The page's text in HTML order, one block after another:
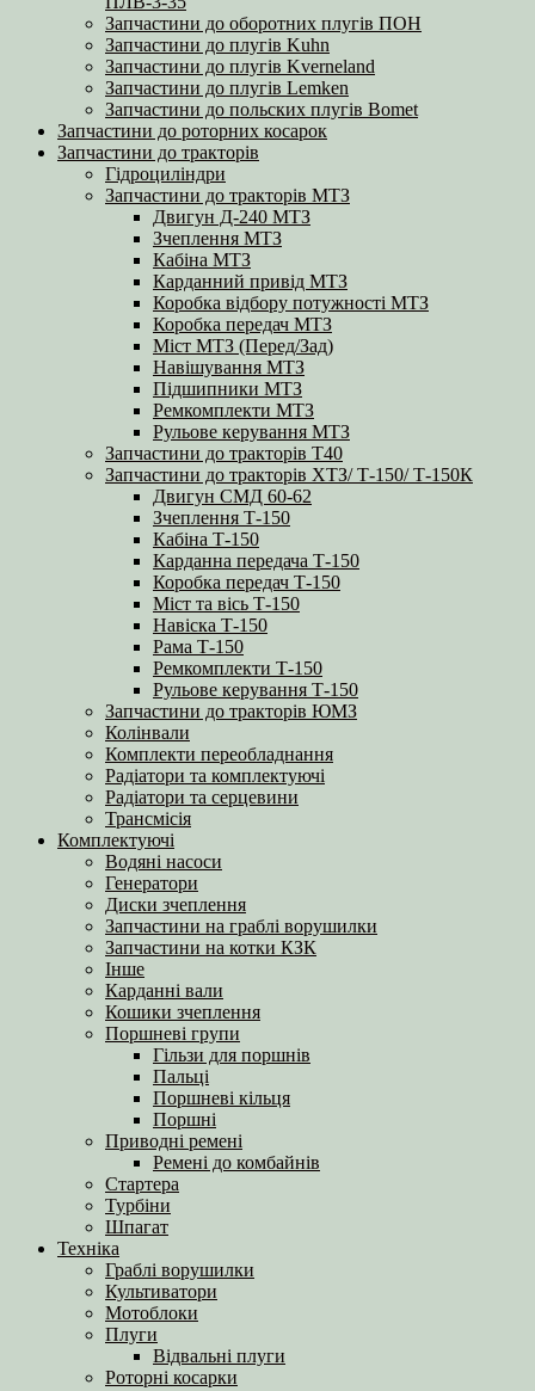
Запчастини до оборотних плугів ПОН
Запчастини до плугів Kuhn
Запчастини до плугів Kverneland
Запчастини до плугів Lemken
Запчастини до польских плугів Bomet
Запчастини до роторних косарок
Запчастини до тракторів
Гідроциліндри
Запчастини до тракторів МТЗ
Двигун Д-240 МТЗ
Зчеплення МТЗ
Кабіна МТЗ
Карданний привід МТЗ
Коробка відбору потужності МТЗ
Коробка передач МТЗ
Міст МТЗ (Перед/Зад)
Навішування МТЗ
Підшипники МТЗ
Ремкомплекти МТЗ
Рульове керування МТЗ
Запчастини до тракторів Т40
Запчастини до тракторів ХТЗ/ Т-150/ Т-150К
Двигун СМД 60-62
Зчеплення Т-150
Кабіна Т-150
Карданна передача Т-150
Коробка передач Т-150
Міст та вісь Т-150
Навіска Т-150
Рама Т-150
Ремкомплекти Т-150
Рульове керування Т-150
Запчастини до тракторів ЮМЗ
Колінвали
Комплекти переобладнання
Радіатори та комплектуючі
Радіатори та серцевини
Трансмісія
Комплектуючі
Водяні насоси
Генератори
Диски зчеплення
Запчастини на граблі ворушилки
Запчастини на котки КЗК
Інше
Карданні вали
Кошики зчеплення
Поршневі групи
Гільзи для поршнів
Пальці
Поршневі кільця
Поршні
Приводні ремені
Ремені до комбайнів
Стартера
Турбіни
Шпагат
Техніка
Граблі ворушилки
Культиватори
Мотоблоки
Плуги
Відвальні плуги
Роторні косарки